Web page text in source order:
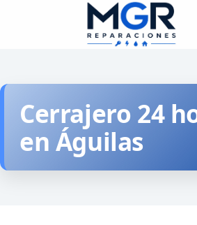
Cerrajero 24
en Águilas